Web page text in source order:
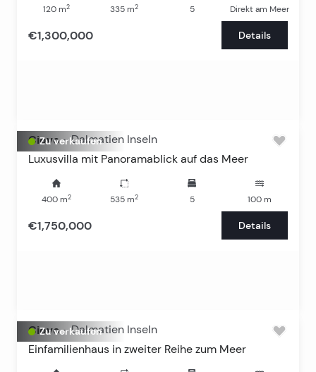
120 m2 335 m2 5 Direkt am Meer
€1,300,000 Details
Zu verkaufen
Ciovo - Dalmatien Inseln
Luxusvilla mit Panoramablick auf das Meer
400 m2 535 m2 5 100 m
€1,750,000 Details
Zu verkaufen
Ciovo - Dalmatien Inseln
Einfamilienhaus in zweiter Reihe zum Meer